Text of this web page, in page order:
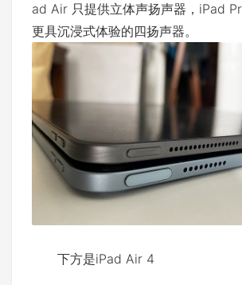
ad Air 只提供立体声扬声器，iPad
更具沉浸式体验的四扬声器。
下方是iPad Air 4